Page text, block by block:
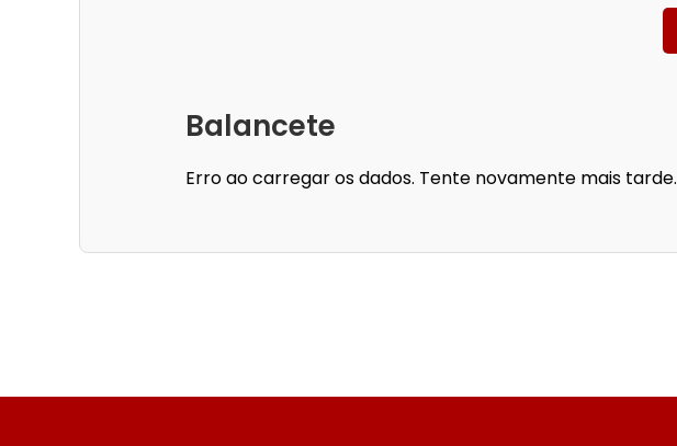
Balancete
Erro ao carregar os dados. Tente novamente mais tarde.